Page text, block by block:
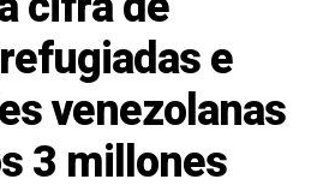
e
venezolanas
3 millones